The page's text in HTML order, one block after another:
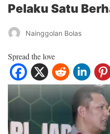
Pelaku Satu
Nainggolan Bolas
Spread the love